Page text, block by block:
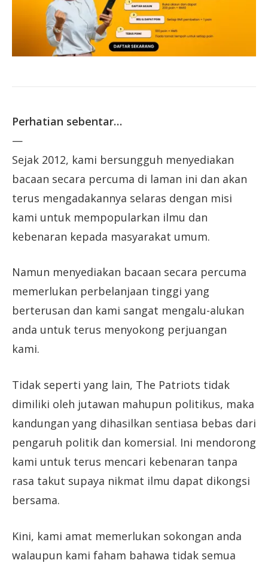
Perhatian sebentar…
—
Sejak 2012, kami bersungguh menyediakan
bacaan secara percuma di laman ini dan akan
terus mengadakannya selaras dengan misi
kami untuk mempopularkan ilmu dan
kebenaran kepada masyarakat umum.
Namun menyediakan bacaan secara percuma
memerlukan perbelanjaan tinggi yang
berterusan dan kami sangat mengalu-alukan
anda untuk terus menyokong perjuangan
kami.
Tidak seperti yang lain, The Patriots tidak
dimiliki oleh jutawan mahupun politikus, maka
kandungan yang dihasilkan sentiasa bebas dari
pengaruh politik dan komersial. Ini mendorong
kami untuk terus mencari kebenaran tanpa
rasa takut supaya nikmat ilmu dapat dikongsi
bersama.
Kini, kami amat memerlukan sokongan anda
walaupun kami faham bahawa tidak semua